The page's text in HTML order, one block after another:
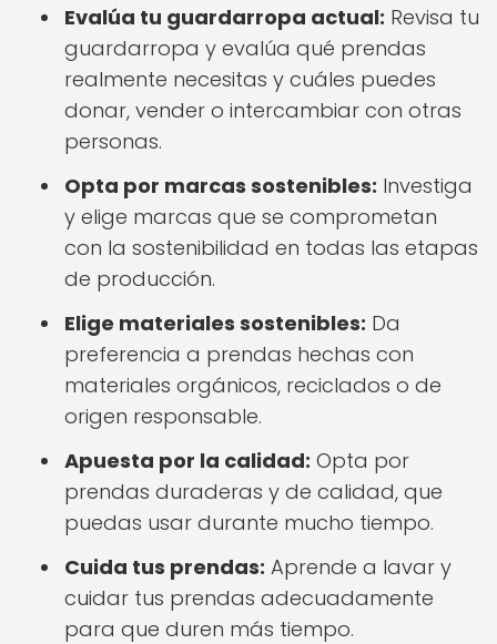
Evalúa tu guardarropa actual: Revisa tu
guardarropa y evalúa qué prendas
realmente necesitas y cuáles puedes
donar, vender o intercambiar con otras
personas.
Opta por marcas sostenibles: Investiga
y elige marcas que se comprometan
con la sostenibilidad en todas las etapas
de producción.
Elige materiales sostenibles: Da
preferencia a prendas hechas con
materiales orgánicos, reciclados o de
origen responsable.
Apuesta por la calidad: Opta por
prendas duraderas y de calidad, que
puedas usar durante mucho tiempo.
Cuida tus prendas: Aprende a lavar y
cuidar tus prendas adecuadamente
para que duren más tiempo.